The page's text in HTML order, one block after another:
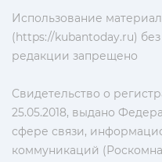
Использование
(https://kubantoday.ru)
редакции запрещено
Свидетельство о
25.05.2018, выдано
сфере связи,
коммуникаций